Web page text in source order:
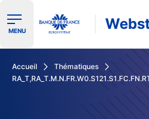
Ouvrir le menu de navigation
MENU
Accueil
Thématiques